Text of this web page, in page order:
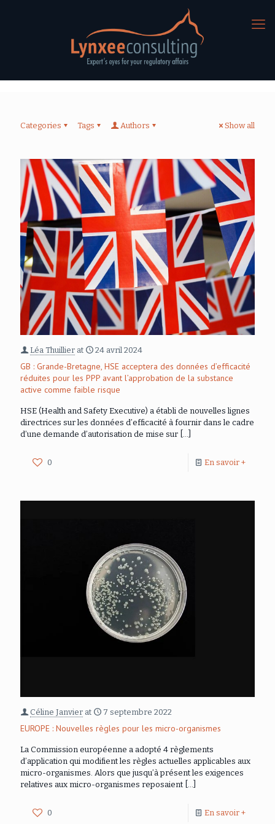
Categories Tags Authors Show all
Léa Thuillier at 24 avril 2024
GB : Grande-Bretagne, HSE acceptera des données d’efficacité
réduites pour les PPP avant l’approbation de la substance
active comme faible risque
HSE (Health and Safety Executive) a établi de nouvelles lignes
directrices sur les données d’efficacité à fournir dans le cadre
d’une demande d’autorisation de mise sur
0 En savoir +
Céline Janvier at 7 septembre 2022
EUROPE : Nouvelles règles pour les micro-organismes
La Commission européenne a adopté 4 règlements
d’application qui modifient les règles actuelles applicables aux
micro-organismes. Alors que jusqu’à présent les exigences
relatives aux micro-organismes reposaient
0 En savoir +